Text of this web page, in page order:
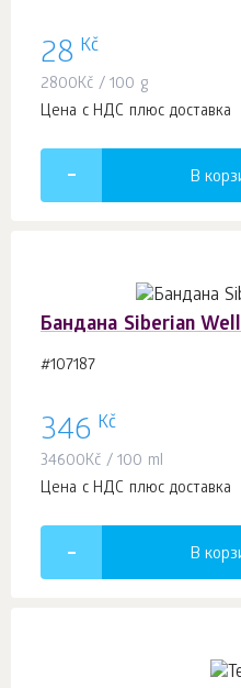
28 Kč
2800Kč / 100 g
Цена с НДС плюс доставка
В
Бандана Siberian
#107187
346 Kč
34600Kč / 100 ml
Цена с НДС плюс доставка
В